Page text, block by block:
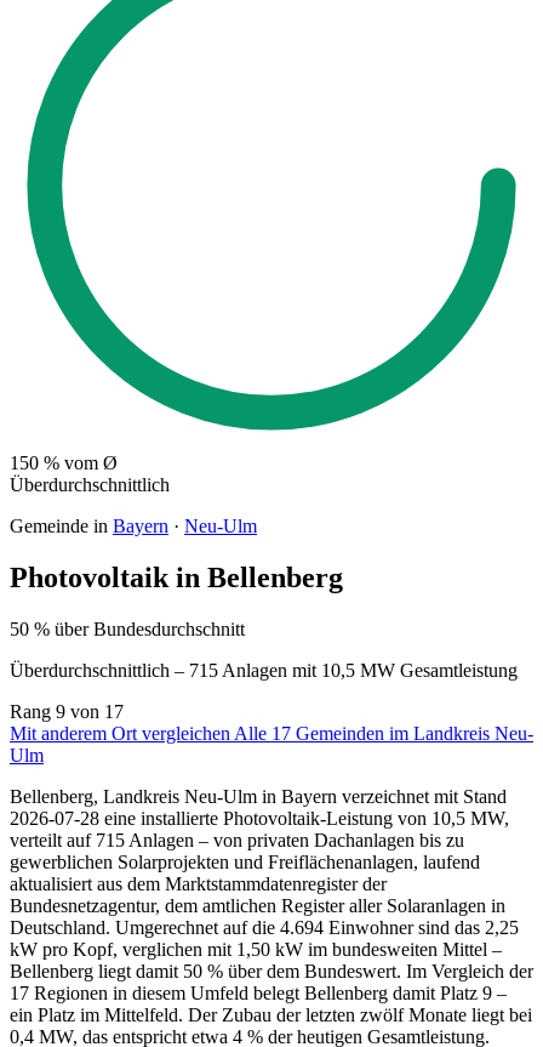
150 % vom Ø
Überdurchschnittlich
Gemeinde in Bayern · Neu-Ulm
Photovoltaik in Bellenberg
50 % über Bundesdurchschnitt
Überdurchschnittlich – 715 Anlagen mit 10,5 MW Gesamtleistung
Rang 9 von 17
Mit anderem Ort vergleichen Alle 17 Gemeinden im Landkreis Neu-
Ulm
Bellenberg, Landkreis Neu-Ulm in Bayern verzeichnet mit Stand
2026-07-28 eine installierte Photovoltaik-Leistung von 10,5 MW,
verteilt auf 715 Anlagen – von privaten Dachanlagen bis zu
gewerblichen Solarprojekten und Freiflächenanlagen, laufend
aktualisiert aus dem Marktstammdatenregister der
Bundesnetzagentur, dem amtlichen Register aller Solaranlagen in
Deutschland. Umgerechnet auf die 4.694 Einwohner sind das 2,25
kW pro Kopf, verglichen mit 1,50 kW im bundesweiten Mittel –
Bellenberg liegt damit 50 % über dem Bundeswert. Im Vergleich der
17 Regionen in diesem Umfeld belegt Bellenberg damit Platz 9 –
ein Platz im Mittelfeld. Der Zubau der letzten zwölf Monate liegt bei
0,4 MW, das entspricht etwa 4 % der heutigen Gesamtleistung.